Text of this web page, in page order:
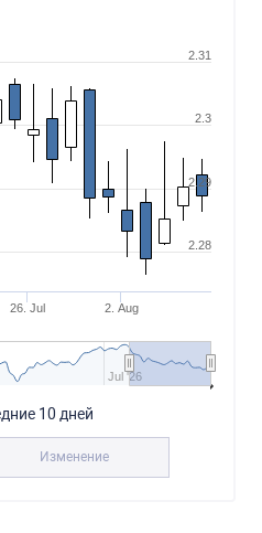
26. Jul 2. Aug
Jul '26
2.28
2.29
2.3
2.31
10 дней
Изменение